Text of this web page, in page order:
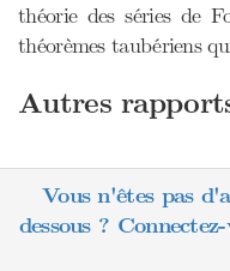
théorie des séries de
théorèmes taubériens
Autres
Vous n'êtes pas
dessous ?